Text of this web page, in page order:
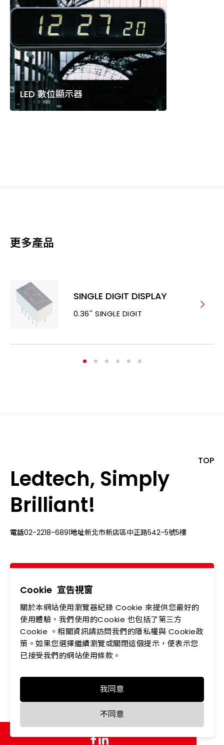
LED 數位顯示器
更多產品
SINGLE DIGIT DISPLAY
0.36'' SINGLE DIGIT
Ledtech, Simply
Brilliant!
電話02-2218-6891地址新北市新店區中正路542-5號5樓
TOP
關於我們
最新消息
產品專區
投資人專區
企業永續
會員中心
聯絡我們
人力資源
隱私權政策
Copyright © LEDTECH. All rights reserved. Designed by
Cookie 宣告視窗
關於本網站使用瀏覽器紀錄 Cookie 來提供您最好的
使用體驗，我們使用的Cookie 也包括了第三方
Cookie 。相關資訊請訪問我們的隱私權與 Cookie政
策。如果您選擇繼續瀏覽或關閉這個提示，便表示您
已接受我們的網站使用條款。
我同意
不同意